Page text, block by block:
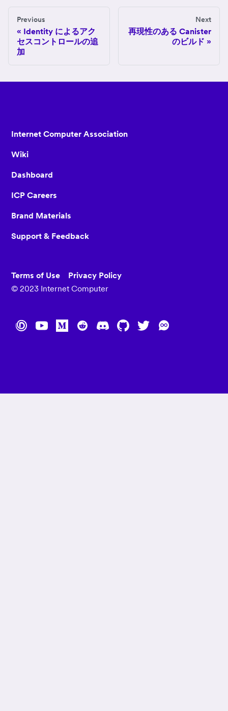
Previous
Identity によるアク
セスコントロールの追
加
Next
再現性のある Canister
のビルド
Internet Computer Association
Wiki
Dashboard
ICP Careers
Brand Materials
Support & Feedback
Privacy Policy
Terms of Use
© 2023 Internet Computer